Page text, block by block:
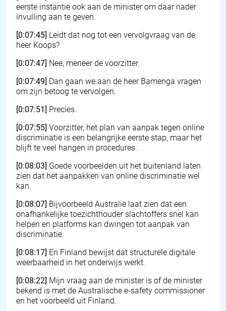
eerste instantie ook aan de minister om daar nader
invulling aan te geven.
[0:07:45] Leidt dat nog tot een vervolgvraag van de
heer Koops?
[0:07:47] Nee, meneer de voorzitter.
[0:07:49] Dan gaan we aan de heer Bamenga vragen
om zijn betoog te vervolgen.
[0:07:51] Precies.
[0:07:55] Voorzitter, het plan van aanpak tegen online
discriminatie is een belangrijke eerste stap, maar het
blijft te veel hangen in procedures.
[0:08:03] Goede voorbeelden uit het buitenland laten
zien dat het aanpakken van online discriminatie wel
kan.
[0:08:07] Bijvoorbeeld Australië laat zien dat een
onafhankelijke toezichthouder slachtoffers snel kan
helpen en platforms kan dwingen tot aanpak van
discriminatie.
[0:08:17] En Finland bewijst dat structurele digitale
weerbaarheid in het onderwijs werkt.
[0:08:22] Mijn vraag aan de minister is of de minister
bekend is met de Australische e-safety commissioner
en het voorbeeld uit Finland.